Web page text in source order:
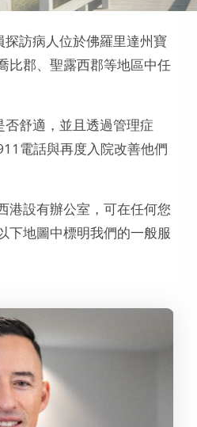
探訪病人位於佛羅里達州寶
比郡、聖露西郡等地區中任
舒適，並且透過管理症
電話與再度入院改善他們
港設有辦公室，可在任何您
下地圖中標明我們的一般服